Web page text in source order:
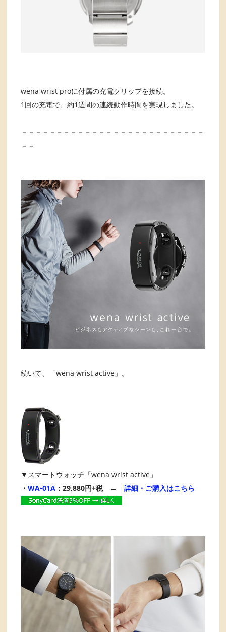
wena wrist proに付属の充電クリップを接続。
1回の充電で、約1週間の連続動作時間を実現しました。
－－－－－－－－－－－－－－－－－－－－－－－－－－
－－
続いて、「wena wrist active」。
▼スマートウォッチ「wena wrist active」
・WA-01A ：29,880円+税 →詳細・ご購入はこちら